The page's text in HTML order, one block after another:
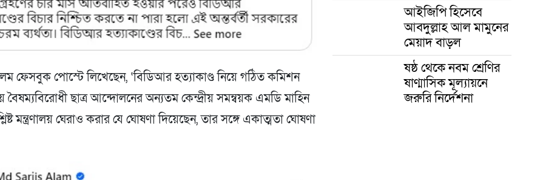
ফেসবুক পোস্টে লিখেছেন, ‘বিডিআর হত্যাকাণ্ড নিয়ে গঠিত কমিশন
বৈষম্যবিরোধী ছাত্র আন্দোলনের অন্যতম কেন্দ্রীয় সমন্বয়ক এমডি মাহিন
মন্ত্রণালয় ঘেরাও করার যে ঘোষণা দিয়েছেন, তার সঙ্গে একাত্মতা ঘোষণা
আইজিপি হিসেবে
আবদুল্লাহ আল মামুনের
মেয়াদ বাড়ল
ষষ্ঠ থেকে নবম শ্রেণির
ষাণ্মাসিক মূল্যায়নে
জরুরি নির্দেশনা